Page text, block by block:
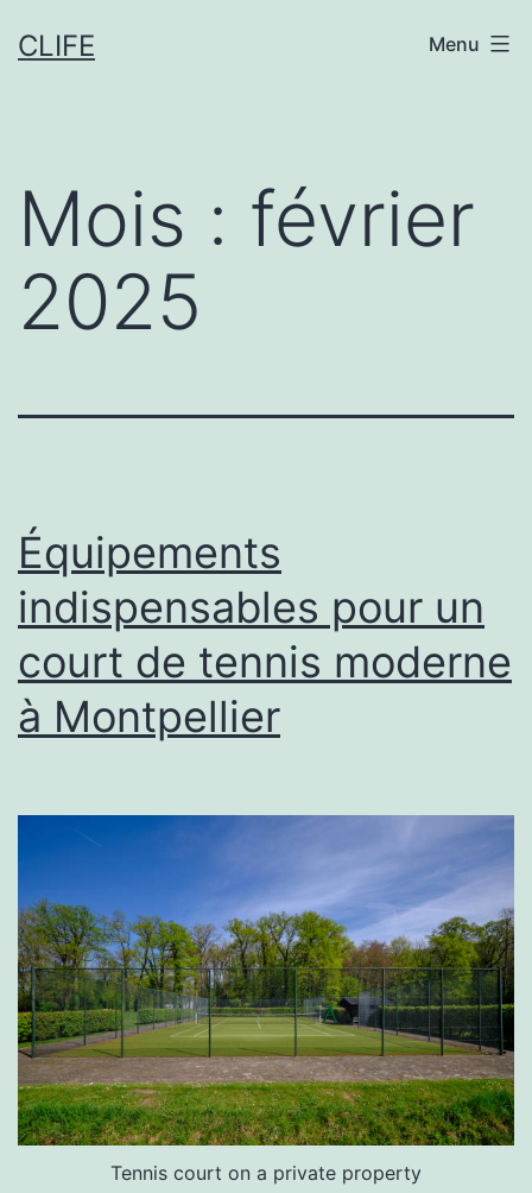
auCLIFE Menu
Mois : février
2025
Équipements
indispensables pour un
court de tennis moderne
à Montpellier
Tennis court on a private property